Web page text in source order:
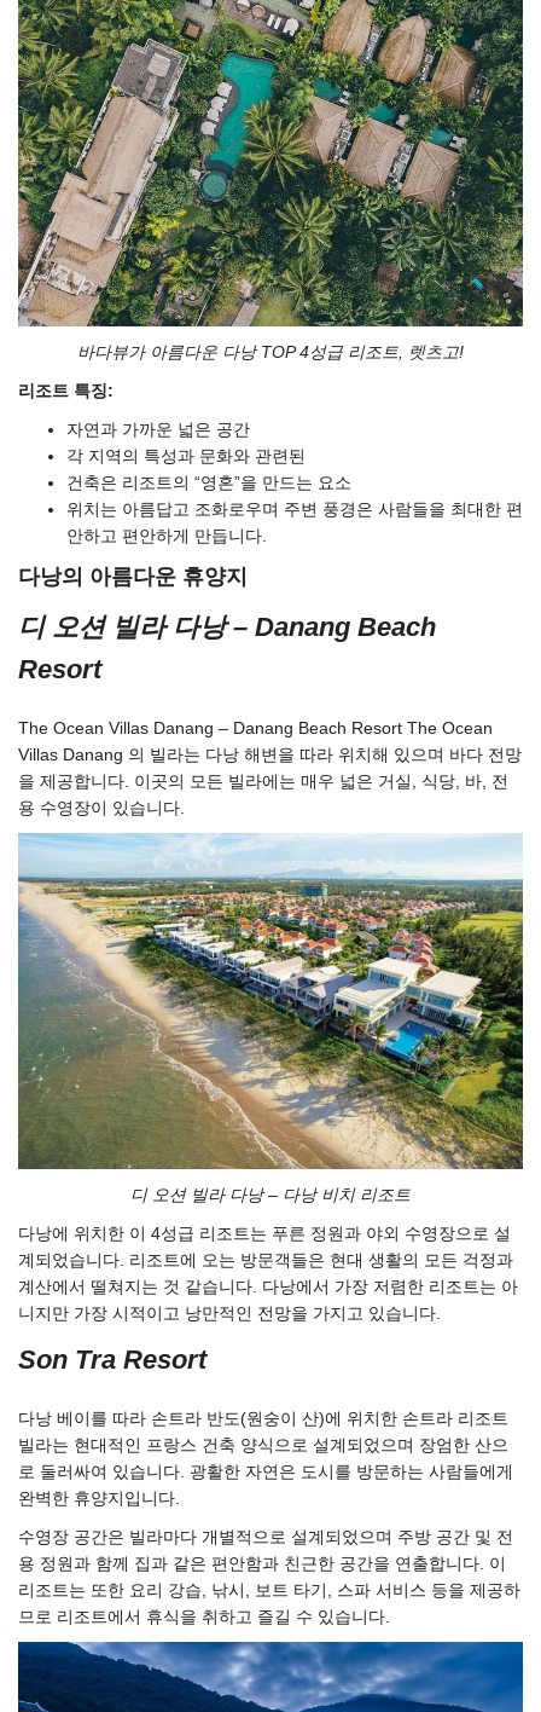
바다뷰가 아름다운 다낭 TOP 4성급 리조트, 렛츠고!
리조트 특징:
자연과 가까운 넓은 공간
각 지역의 특성과 문화와 관련된
건축은 리조트의 “영혼”을 만드는 요소
위치는 아름답고 조화로우며 주변 풍경은 사람들을 최대한 편
안하고 편안하게 만듭니다.
다낭의 아름다운 휴양지
디 오션 빌라 다낭– Danang Beach
Resort
The Ocean Villas Danang – Danang Beach Resort The Ocean
Villas Danang 의 빌라는 다낭 해변을 따라 위치해 있으며 바다 전망
을 제공합니다. 이곳의 모든 빌라에는 매우 넓은 거실, 식당, 바, 전
용 수영장이 있습니다.
디 오션 빌라 다낭 – 다낭 비치 리조트
다낭에 위치한 이 4성급 리조트는 푸른 정원과 야외 수영장으로 설
계되었습니다. 리조트에 오는 방문객들은 현대 생활의 모든 걱정과
계산에서 떨쳐지는 것 같습니다. 다낭에서 가장 저렴한 리조트는 아
니지만 가장 시적이고 낭만적인 전망을 가지고 있습니다.
Son Tra Resort
다낭 베이를 따라 손트라 반도(원숭이 산)에 위치한 손트라 리조트
빌라는 현대적인 프랑스 건축 양식으로 설계되었으며 장엄한 산으
로 둘러싸여 있습니다. 광활한 자연은 도시를 방문하는 사람들에게
완벽한 휴양지입니다.
수영장 공간은 빌라마다 개별적으로 설계되었으며 주방 공간 및 전
용 정원과 함께 집과 같은 편안함과 친근한 공간을 연출합니다. 이
리조트는 또한 요리 강습, 낚시, 보트 타기, 스파 서비스 등을 제공하
므로 리조트에서 휴식을 취하고 즐길 수 있습니다.